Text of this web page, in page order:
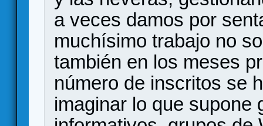
a veces damos por
muchísimo trabajo no
también en los meses
número de inscritos se
imaginar lo que supone